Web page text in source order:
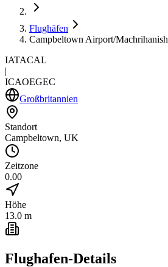
Flughäfen
Campbeltown Airport/Machrihanish
IATACAL
|
ICAOEGEC
Großbritannien
Standort
Campbeltown, UK
Zeitzone
0.00
Höhe
13.0 m
Flughafen-Details